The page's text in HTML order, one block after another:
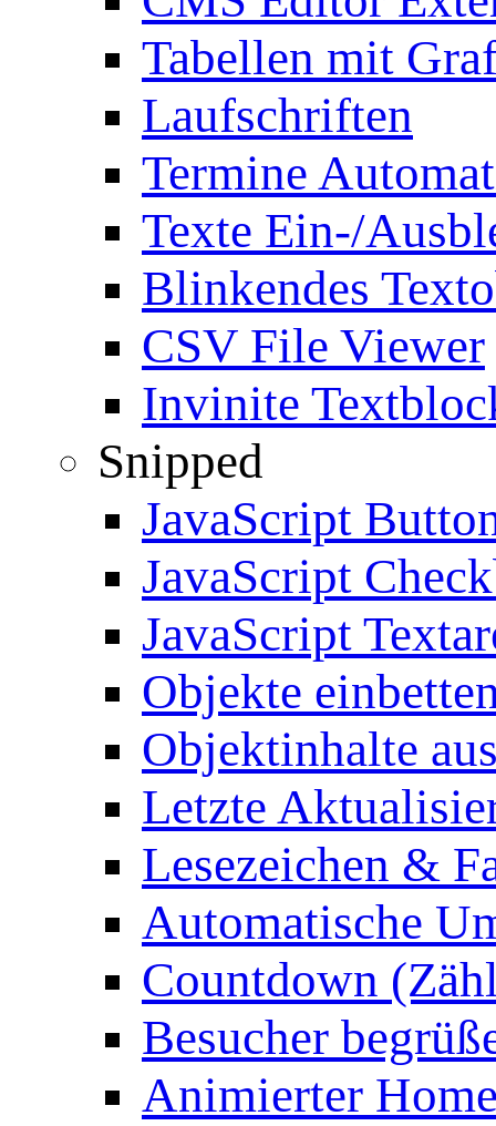
Tabellen mit
Laufschriften
Termine
Texte Ein-/
Blinkendes
CSV File Viewer
Invinite
Snipped
JavaScript
JavaScript
JavaScript
Objekte
Objektinhalte
Letzte
Lesezeichen &
Automatische
Countdown
Besucher
Animierter